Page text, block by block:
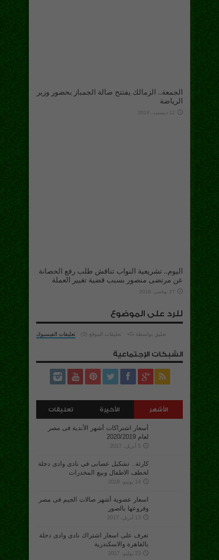
الجمعة.. الزمالك يفتتح صالة الجمباز بحضور وزير
الرياضة
12 ديسمبر، 2018
اليوم.. تشريعية النواب تناقش طلب رفع الحصانة
عن مرتضى منصور بسبب قضية تغيير العملة
27 نوفمبر، 2018
للرد على الموضوع
تعليقات الفيسبوك تعليقات الموقع (0) تعليق بواسطة G+
الشبكات الإجتماعية
الأشهر الأخيرة تعليقات
أسعار اشتراكات أشهر الأندية فى مصر
لعام 2020/2019
5 أبريل، 2017
كارثة.. تشكيل عصابى فى نادى وادى دجلة
لخطف الاطفال وبيع المخدرات
14 يونيو، 2018
اسعار عضوية أشهر صالات الجيم فى مصر
وفروعها بالصور
13 أبريل، 2017
تعرف على اسعار اشتراك نادى وادى دجلة
بالقاهرة والاسكندرية
23 يوليو، 2017